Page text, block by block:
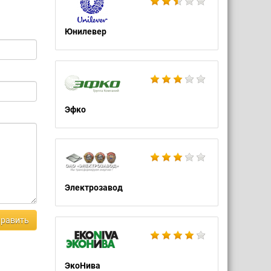
Юнилевер
Эфко
Электрозавод
ЭкоНива